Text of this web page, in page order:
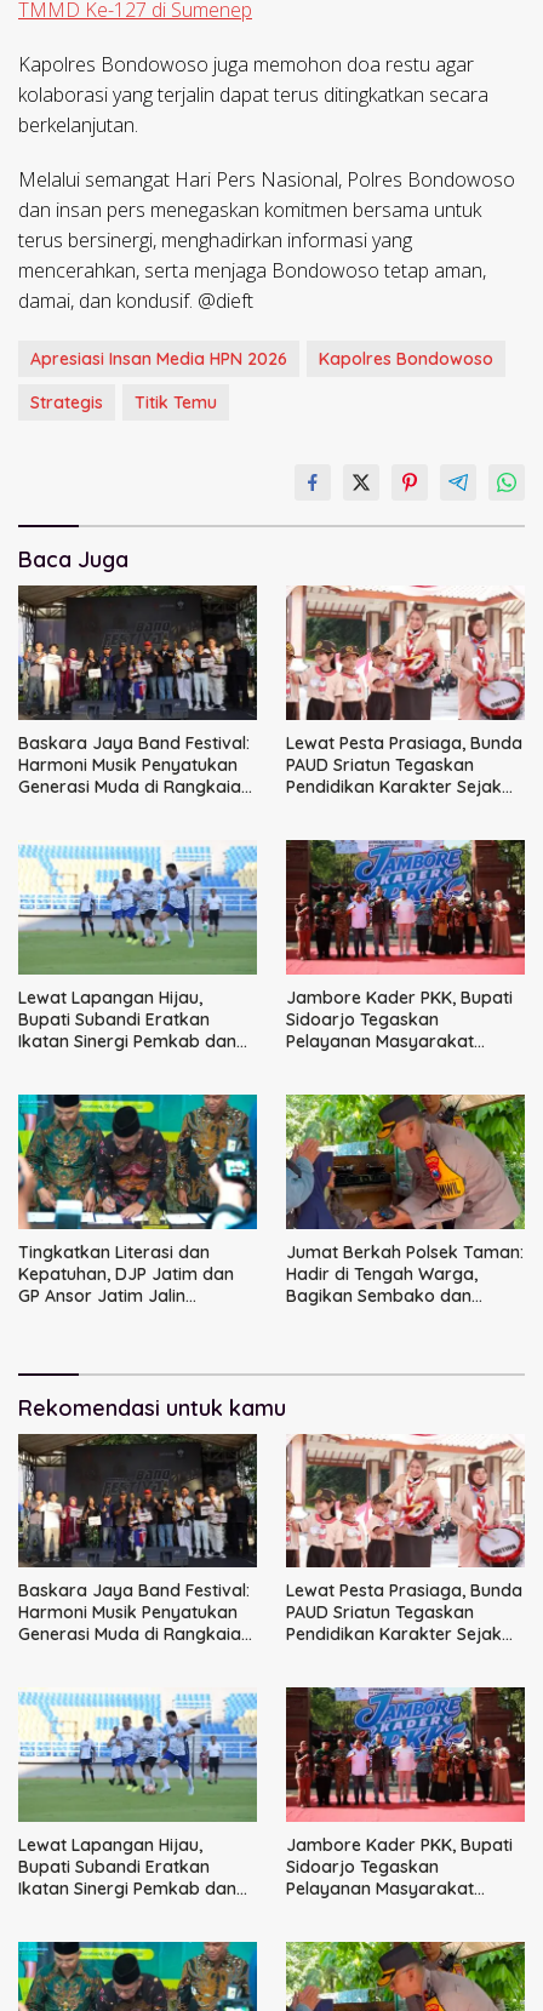
TMMD Ke-127 di Sumenep
Kapolres Bondowoso juga memohon doa restu agar
kolaborasi yang terjalin dapat terus ditingkatkan secara
berkelanjutan.
Melalui semangat Hari Pers Nasional, Polres Bondowoso
dan insan pers menegaskan komitmen bersama untuk
terus bersinergi, menghadirkan informasi yang
mencerahkan, serta menjaga Bondowoso tetap aman,
damai, dan kondusif. @dieft
Apresiasi Insan Media HPN 2026
Kapolres Bondowoso
Strategis
Titik Temu
Baca Juga
Baskara Jaya Band Festival:
Harmoni Musik Penyatukan
Generasi Muda di Rangkaian
Lewat Pesta Prasiaga, Bunda
PAUD Sriatun Tegaskan
Pendidikan Karakter Sejak
Lewat Lapangan Hijau,
Bupati Subandi Eratkan
Ikatan Sinergi Pemkab dan
Jambore Kader PKK, Bupati
Sidoarjo Tegaskan
Pelayanan Masyarakat
Tingkatkan Literasi dan
Kepatuhan, DJP Jatim dan
GP Ansor Jatim Jalin
Jumat Berkah Polsek Taman:
Hadir di Tengah Warga,
Bagikan Sembako dan
Rekomendasi untuk kamu
Baskara Jaya Band Festival:
Harmoni Musik Penyatukan
Generasi Muda di Rangkaian
Lewat Pesta Prasiaga, Bunda
PAUD Sriatun Tegaskan
Pendidikan Karakter Sejak
Lewat Lapangan Hijau,
Bupati Subandi Eratkan
Ikatan Sinergi Pemkab dan
Jambore Kader PKK, Bupati
Sidoarjo Tegaskan
Pelayanan Masyarakat